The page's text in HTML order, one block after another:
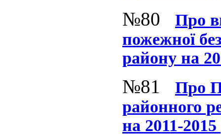
№80 Про
пожежної
району на
№81
Про
районного
на 2011-